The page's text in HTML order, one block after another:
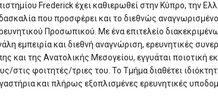
Frederick έχει καθιερωθεί στην Κύπρο, την
που προσφέρει και το διεθνώς
Προσωπικού. Με ένα επιτελείο
εμπειρία και διεθνή αναγνώριση, ερευνητικές
και της Ανατολικής Μεσογείου, εγγυάται ποιοτική
στις φοιτητές/τριες του. Το Τμήμα διαθέτει
και πλήρως εξοπλισμένες ερευνητικές